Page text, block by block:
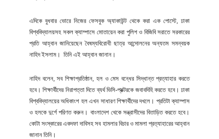
এদিকে বুধবার ভোরে নিজের ফেসবুক অ্যাকাউন্ট থেকে করা এক পোস্টে, ঢাকা
বিশ্ববিদ্যালয়সহ সকল ক্যাম্পাসে মোতায়েন করা পুলিশ ও বিজিবি সরাতে সরকারের
প্রতি আহ্বান জানিয়েছেন বৈষম্যবিরোধী ছাত্র আন্দোলনের অন্যতম সমন্বয়ক
নাহিদ ইসলাম। তিনি এই আহ্বান জানান।
নাহিদ বলেন, সব শিক্ষাপ্রতিষ্ঠান, হল ও মেস বন্ধের সিদ্ধান্ত প্রত্যাহার করতে
হবে। শিক্ষার্থীদের নিরাপত্তা দিতে ব্যর্থ ভিসি-প্রক্টরকে জবাবদিহি করতে হবে। ঢাকা
বিশ্ববিদ্যালয়ের অধিকাংশ হল এখন সাধারণ শিক্ষার্থীদের দখলে। প্রতিটা ক্যাম্পাস
ও হলকে দুর্গে পরিণত করুন। বাংলাদেশ থেকে সন্ত্রাসীদের বিতাড়িত করতে হবে।
কোটা সংস্কারের একদফা দাবিসহ সব হামলার বিচার ও মামলা প্রত্যাহারের আহ্বান
জানান তিনি।